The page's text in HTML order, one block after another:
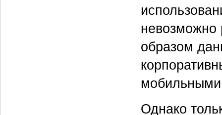
невозможно
образом
мобильными
Однако